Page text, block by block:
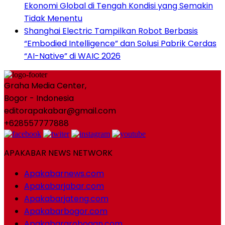
Ekonomi Global di Tengah Kondisi yang Semakin
Tidak Menentu
Shanghai Electric Tampilkan Robot Berbasis
“Embodied Intelligence” dan Solusi Pabrik Cerdas
“AI-Native” di WAIC 2026
Graha Media Center,
Bogor - Indonesia
editorapakabar@gmail.com
+628557777888
APAKABAR NEWS NETWORK
Apakabarnews.com
Apakabarjabar.com
Apakabarjateng.com
Apakabarbogor.com